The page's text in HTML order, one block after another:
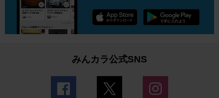
みんカラ公式SNS